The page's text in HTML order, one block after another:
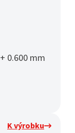
0.600 mm
K výrobku